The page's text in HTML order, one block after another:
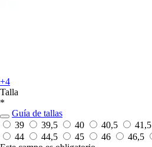
+4
Talla
*
Guía de tallas
39
39,5 40 40,5 41,5
44
44,5 45 46 46,5